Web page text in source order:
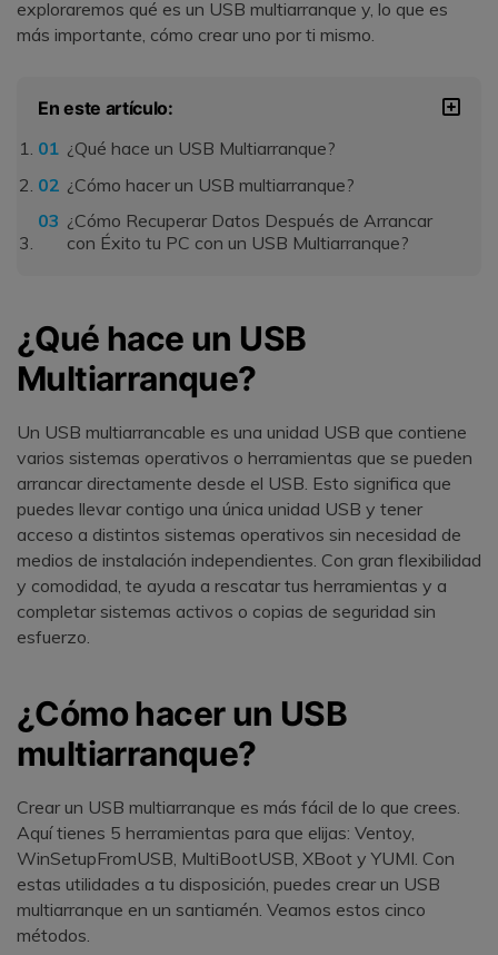
exploraremos qué es un USB multiarranque y, lo que es
más importante, cómo crear uno por ti mismo.
En este artículo:
¿Qué hace un USB Multiarranque?
¿Cómo hacer un USB multiarranque?
¿Cómo Recuperar Datos Después de Arrancar
con Éxito tu PC con un USB Multiarranque?
¿Qué hace un USB
Multiarranque?
Un USB multiarrancable es una unidad USB que contiene
varios sistemas operativos o herramientas que se pueden
arrancar directamente desde el USB. Esto significa que
puedes llevar contigo una única unidad USB y tener
acceso a distintos sistemas operativos sin necesidad de
medios de instalación independientes. Con gran flexibilidad
y comodidad, te ayuda a rescatar tus herramientas y a
completar sistemas activos o copias de seguridad sin
esfuerzo.
¿Cómo hacer un USB
multiarranque?
Crear un USB multiarranque es más fácil de lo que crees.
Aquí tienes 5 herramientas para que elijas: Ventoy,
WinSetupFromUSB, MultiBootUSB, XBoot y YUMI. Con
estas utilidades a tu disposición, puedes crear un USB
multiarranque en un santiamén. Veamos estos cinco
métodos.